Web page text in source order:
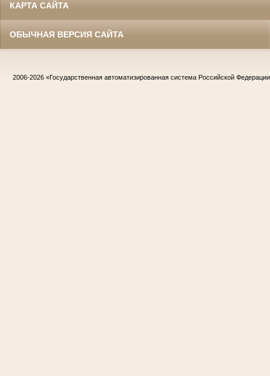
КАРТА САЙТА
ОБЫЧНАЯ ВЕРСИЯ САЙТА
2006-2026 «Государственная автоматизированная система Российской